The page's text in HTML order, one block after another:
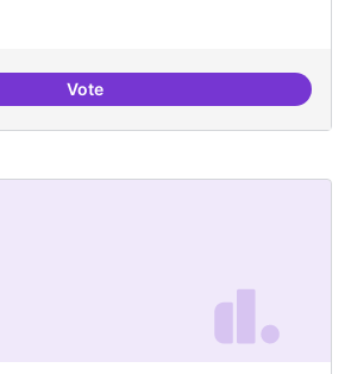
VoteErasmus Canòdrom